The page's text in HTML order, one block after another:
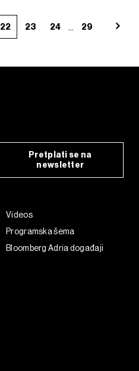
22 23 24 ... 29
Pretplati se na
newsletter
Videos
Programska šema
Bloomberg Adria događaji